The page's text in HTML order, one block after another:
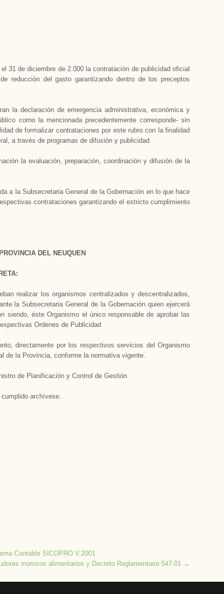
31 de diciembre de 2.000 la contratación de publicidad oficial
reducción del gasto garantizando dentro de los preceptos
la declaración de emergencia administrativa, económica y
corno la mencionada precedentemente corresponde- sin
de formalizar contrataciones por este rubro con la finalidad
a través de programas de difusión y publicidad
la evaluación, preparación, coordinación y difusión de la
a la Subsecretaria General de la Gobernación en lo que hace
contrataciones garantizando el estricto cumplimiento
DELNEUQUEN
realizar los organismos centralizados y descentralizados,
la Subsecretaria General de la Gobernación quien ejercerá
siendo, éste Organismo el único responsable de aprobar las
Ordenes de Publicidad
directamente por los respectivos servicios del Organismo
de la Provincia, conforme la normativa vigente.
de Planificación y Control de Gestión
archívese.­
Contable SICOPRO V.2001
morosos alimentarios y Decreto Reglamentario 547-01 →